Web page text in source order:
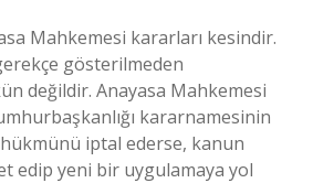
Mahkemesi kararları kesindir.
gösterilmeden
değildir. Anayasa Mahkemesi
kararnamesinin
hükmünü iptal ederse, kanun
edip yeni bir uygulamaya yol